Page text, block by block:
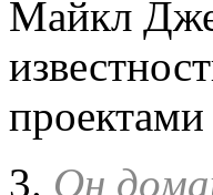
Майкл
3. Он